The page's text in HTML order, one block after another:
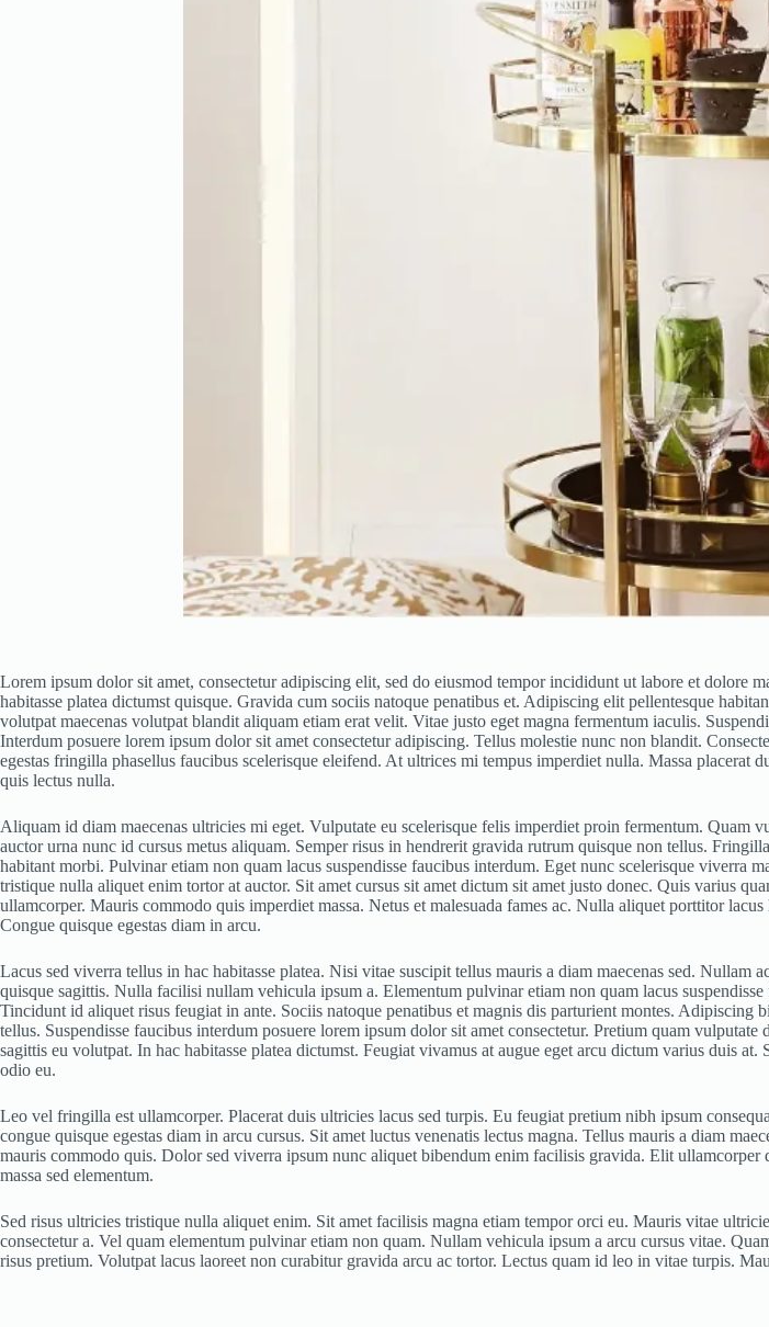
Lorem ipsum dolor sit amet, consectetur adipiscing elit, sed do eiusmod tempor incididunt ut labore et
habitasse platea dictumst quisque. Gravida cum sociis natoque penatibus et. Adipiscing elit pellentesque
volutpat maecenas volutpat blandit aliquam etiam erat velit. Vitae justo eget magna fermentum iaculis.
Interdum posuere lorem ipsum dolor sit amet consectetur adipiscing. Tellus molestie nunc non blandit.
egestas fringilla phasellus faucibus scelerisque eleifend. At ultrices mi tempus imperdiet nulla. Massa
quis lectus nulla.
Aliquam id diam maecenas ultricies mi eget. Vulputate eu scelerisque felis imperdiet proin fermentum. Quam
auctor urna nunc id cursus metus aliquam. Semper risus in hendrerit gravida rutrum quisque non tellus.
habitant morbi. Pulvinar etiam non quam lacus suspendisse faucibus interdum. Eget nunc scelerisque
tristique nulla aliquet enim tortor at auctor. Sit amet cursus sit amet dictum sit amet justo donec. Quis varius
ullamcorper. Mauris commodo quis imperdiet massa. Netus et malesuada fames ac. Nulla aliquet porttitor
Congue quisque egestas diam in arcu.
Lacus sed viverra tellus in hac habitasse platea. Nisi vitae suscipit tellus mauris a diam maecenas sed.
quisque sagittis. Nulla facilisi nullam vehicula ipsum a. Elementum pulvinar etiam non quam lacus
Tincidunt id aliquet risus feugiat in ante. Sociis natoque penatibus et magnis dis parturient montes.
tellus. Suspendisse faucibus interdum posuere lorem ipsum dolor sit amet consectetur. Pretium quam
sagittis eu volutpat. In hac habitasse platea dictumst. Feugiat vivamus at augue eget arcu dictum varius duis
odio eu.
Leo vel fringilla est ullamcorper. Placerat duis ultricies lacus sed turpis. Eu feugiat pretium nibh ipsum
congue quisque egestas diam in arcu cursus. Sit amet luctus venenatis lectus magna. Tellus mauris a diam
mauris commodo quis. Dolor sed viverra ipsum nunc aliquet bibendum enim facilisis gravida. Elit
massa sed elementum.
Sed risus ultricies tristique nulla aliquet enim. Sit amet facilisis magna etiam tempor orci eu. Mauris vitae
consectetur a. Vel quam elementum pulvinar etiam non quam. Nullam vehicula ipsum a arcu cursus vitae.
risus pretium. Volutpat lacus laoreet non curabitur gravida arcu ac tortor. Lectus quam id leo in vitae turpis.